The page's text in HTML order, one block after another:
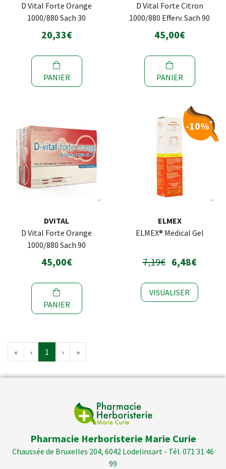
D Vital Forte Orange
1000/880 Sach 30
20,33€
PANIER
D Vital Forte Citron
1000/880 Efferv. Sach 90
45,00€
PANIER
DVITAL
D Vital Forte Orange
1000/880 Sach 90
45,00€
PANIER
-10%*
ELMEX
ELMEX® Medical Gel
7,19€ 6,48€
VISUALISER
« ‹ 1 › »
Pharmacie Herboristerie Marie Curie
Chaussée de Bruxelles 204, 6042 Lodelinsart - Tél. 071 31 46
99